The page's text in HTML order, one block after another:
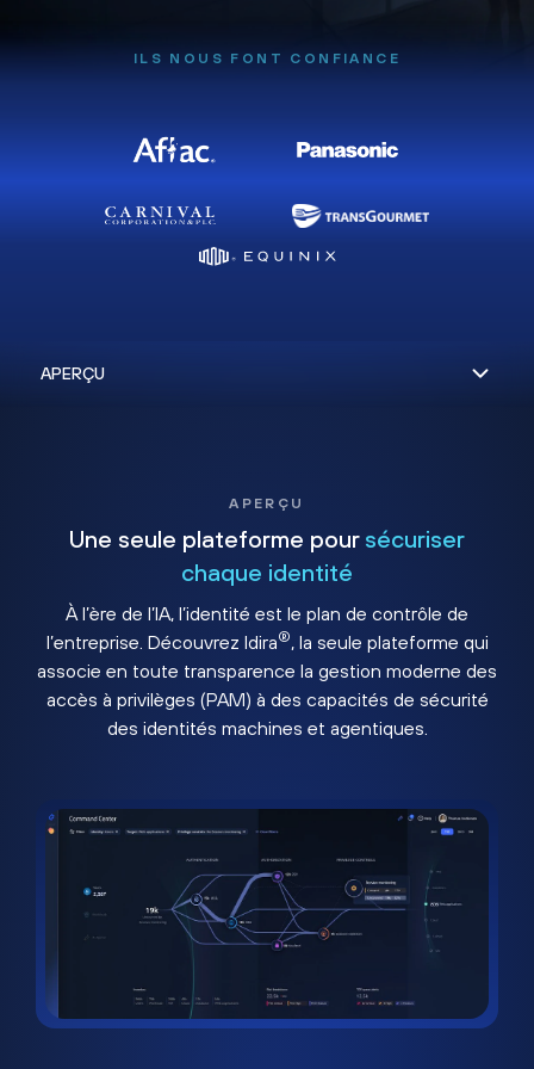
ILS NOUS FONT CONFIANCE
APERÇU
Une seule plateforme pour sécuriser
chaque identité
À l’ère de l’IA, l’identité est le plan de contrôle de
l’entreprise. Découvrez Idira®, la seule plateforme qui
associe en toute transparence la gestion moderne des
accès à privilèges (PAM) à des capacités de sécurité
des identités machines et agentiques.